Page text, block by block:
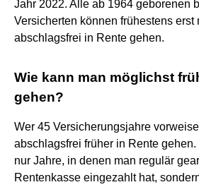
Jahr 2022. Alle ab 1964 geborenen
Versicherten können frühestens erst
abschlagsfrei in Rente gehen.
Wie kann man möglichst
gehen?
Wer 45 Versicherungsjahre
abschlagsfrei früher in Rente
nur Jahre, in denen man regulär
Rentenkasse eingezahlt hat,